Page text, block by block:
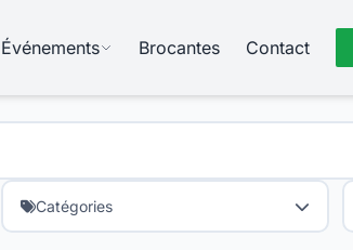
Événements Brocantes Contact
Catégories